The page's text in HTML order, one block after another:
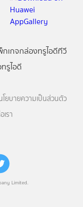
Limited.
กเกจกล่องทรูไอดีทีวี
รูไอดี
โยบายความเป็นส่วนตัว
รา